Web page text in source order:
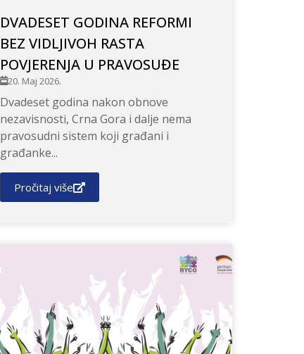
DVADESET GODINA REFORMI
BEZ VIDLJIVOH RASTA
POVJERENJA U PRAVOSUĐE
20. Maj 2026.
Dvadeset godina nakon obnove
nezavisnosti, Crna Gora i dalje nema
pravosudni sistem koji građani i
građanke...
Pročitaj više